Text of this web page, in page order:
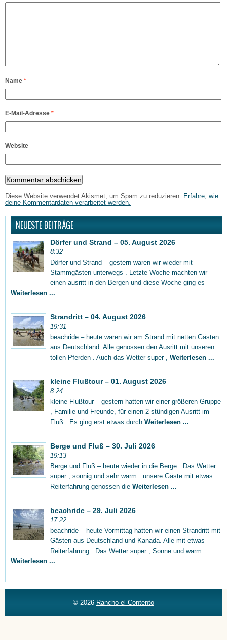
Name *
E-Mail-Adresse *
Website
Diese Website verwendet Akismet, um Spam zu reduzieren.
Erfahre, wie
deine Kommentardaten verarbeitet werden.
NEUESTE BEITRÄGE
Dörfer und Strand – 05. August 2026
8:32
Dörfer und Strand – gestern waren wir wieder mit
Stammgästen unterwegs . Letzte Woche machten wir
einen ausritt in den Bergen und diese Woche ging es
Weiterlesen ...
Strandritt – 04. August 2026
19:31
beachride – heute waren wir am Strand mit netten Gästen
aus Deutschland. Alle genossen den Ausritt mit unseren
tollen Pferden . Auch das Wetter super , Weiterlesen ...
kleine Flußtour – 01. August 2026
8:24
kleine Flußtour – gestern hatten wir einer größeren Gruppe
, Familie und Freunde, für einen 2 stündigen Ausritt im
Fluß . Es ging erst etwas durch Weiterlesen ...
Berge und Fluß – 30. Juli 2026
19:13
Berge und Fluß – heute wieder in die Berge . Das Wetter
super , sonnig und sehr warm . unsere Gäste mit etwas
Reiterfahrung genossen die Weiterlesen ...
beachride – 29. Juli 2026
17:22
beachride – heute Vormittag hatten wir einen Strandritt mit
Gästen aus Deutschland und Kanada. Alle mit etwas
Reiterfahrung . Das Wetter super , Sonne und warm
Weiterlesen ...
© 2026 Rancho el Contento